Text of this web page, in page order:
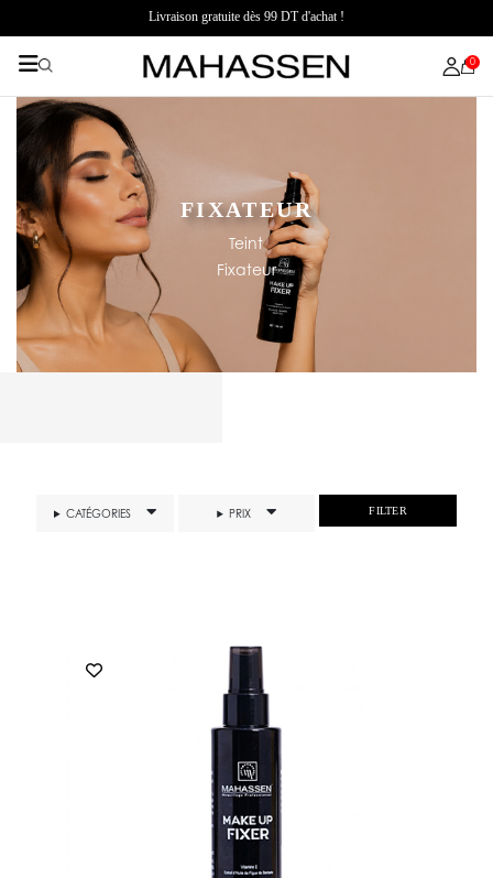
Livraison gratuite dès 99 DT d'achat !
0
FIXATEUR
Teint
Fixateur
CATÉGORIES PRIX FILTER